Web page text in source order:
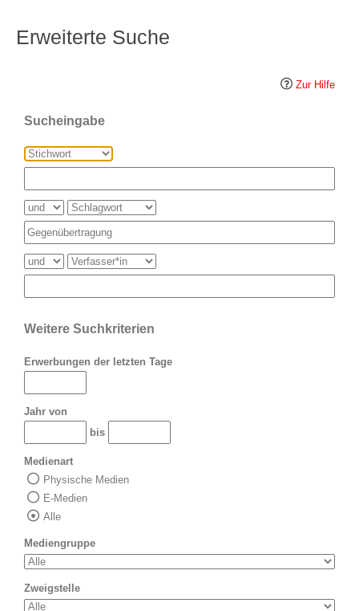
Erweiterte Suche
Zur Hilfe
Sucheingabe
Weitere Suchkriterien
Erwerbungen der letzten Tage
Jahr von
bis
Medienart
Physische Medien
E-Medien
Alle
Mediengruppe
Zweigstelle